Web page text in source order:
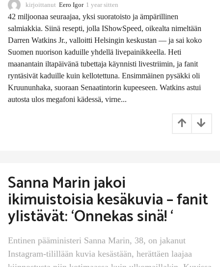
kirjoittanut Eero Igor 1 year sitten
y
a
r
s
t
e
n
42 miljoonaa seuraajaa, yksi suoratoisto ja ämpärillinen
salmiakkia. Siinä resepti, jolla IShowSpeed, oikealta nimeltään
Darren Watkins Jr., valloitti Helsingin keskustan — ja sai koko
Suomen nuorison kaduille yhdellä livepainikkeella. Heti
maanantain iltapäivänä tubettaja käynnisti livestriimin, ja fanit
ryntäsivät kaduille kuin kellotettuna. Ensimmäinen pysäkki oli
Kruununhaka, suoraan Senaatintorin kupeeseen. Watkins astui
autosta ulos megafoni kädessä, virne...
Sanna Marin jakoi
ikimuistoisia kesäkuvia – fanit
ylistävät: ‘Onnekas sinä! ‘
Entinen pääministeri Sanna Marin, 38, on jakanut
Instagram-tilillään kuvia kesästään, herättäen laajaa